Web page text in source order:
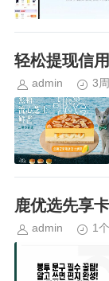
轻松提现信
admin 3
鹿优选先享
admin 1